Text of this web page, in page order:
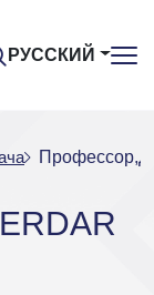
РУССКИЙ